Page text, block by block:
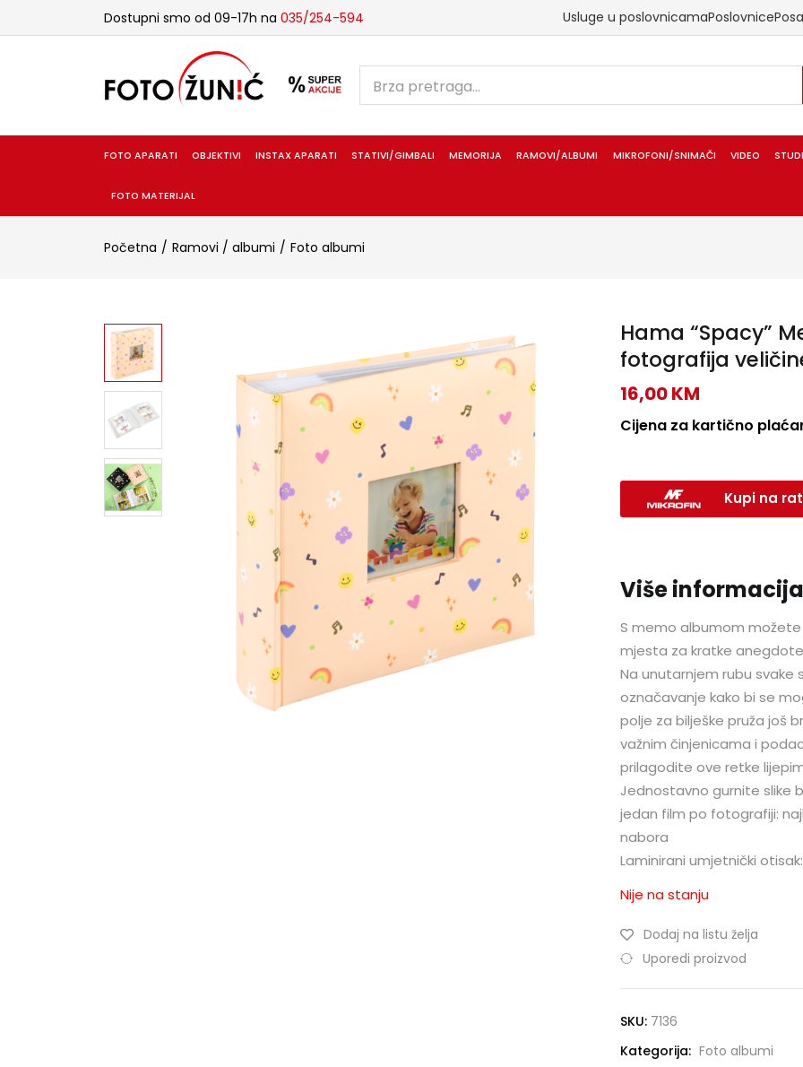
Dostupni smo od 09-17h na 035/254-594 Usluge u poslovnicamaPoslovnice
FOTO APARATI OBJEKTIVI INSTAX APARATI STATIVI/GIMBALI MEMORIJA RAMOVI/ALBUMI MIKROFONI/SNIMAČI VIDEO
FOTO MATERIJAL
Početna Ramovi / albumi Foto albumi
Hama “Spacy”
fotografija
16,00KM
Cijena za kartično
Kupi na
Više
S memo albumom
mjesta za kratke anegdote
Na unutarnjem rubu svake
označavanje kako bi se
polje za bilješke pruža još
važnim činjenicama i
prilagodite ove retke
Jednostavno gurnite slike
jedan film po fotografiji:
nabora
Laminirani umjetnički
Nije na stanju
Dodaj na listu želja
Uporedi proizvod
SKU: 7136
Kategorija: Foto albumi